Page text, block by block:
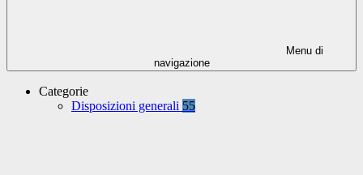
Menu di
navigazione
Categorie
Disposizioni generali 55